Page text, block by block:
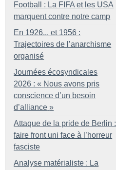
Football : La FIFA et les USA
marquent contre notre camp
En 1926... et 1956 :
Trajectoires de l’anarchisme
organisé
Journées écosyndicales
2026 : « Nous avons pris
conscience d’un besoin
d’alliance »
Attaque de la pride de Berlin :
faire front uni face à l’horreur
fasciste
Analyse matérialiste : La